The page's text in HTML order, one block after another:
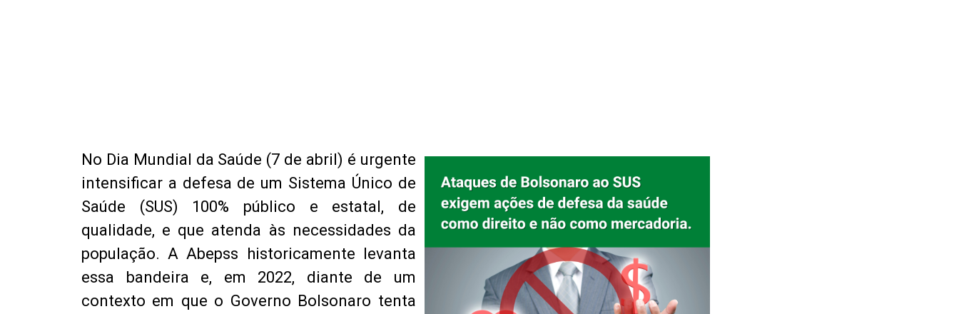
No Dia Mundial da Saúde (7 de abril) é urgente
intensificar a defesa de um Sistema Único de
Saúde (SUS) 100% público e estatal, de
qualidade, e que atenda às necessidades da
população. A Abepss historicamente levanta
essa bandeira e, em 2022, diante de um
contexto em que o Governo Bolsonaro tenta